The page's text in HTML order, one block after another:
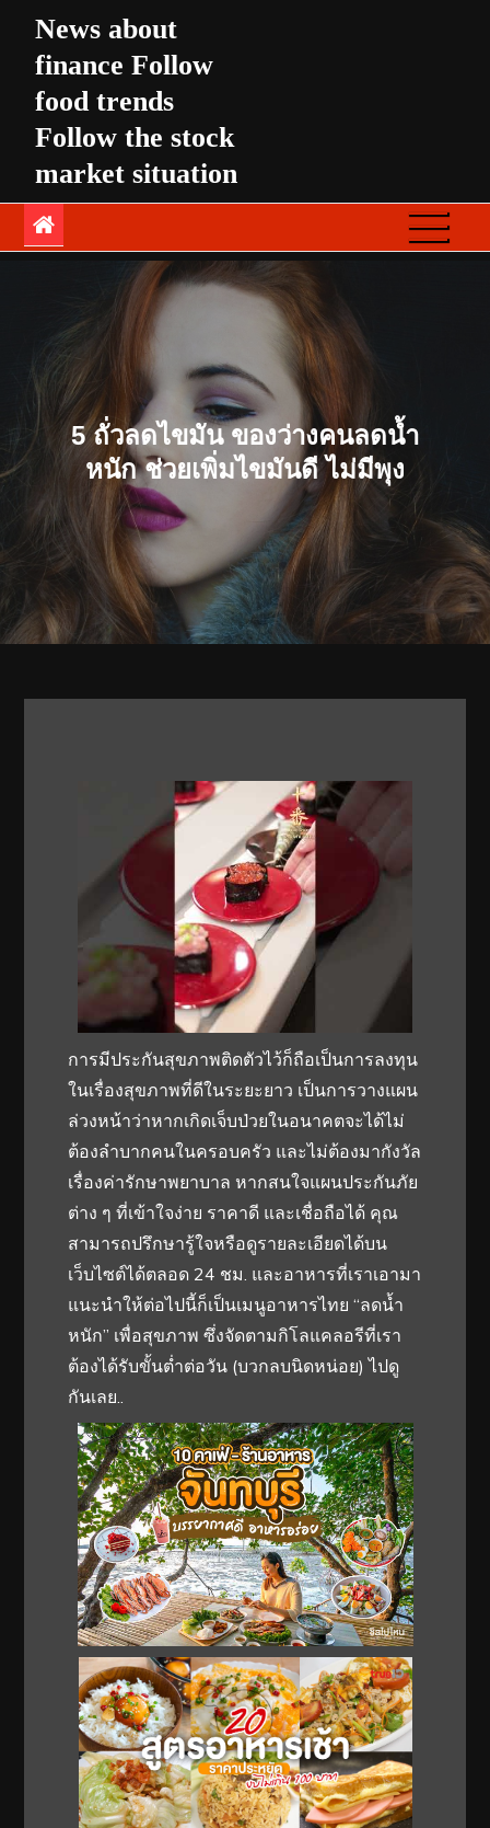
content
News about
finance Follow
food trends
Follow the stock
market situation
5 ถั่วลดไขมัน ของว่างคนลดน้ำ
หนัก ช่วยเพิ่มไขมันดี ไม่มีพุง
การมีประกันสุขภาพติดตัวไว้ก็ถือเป็นการลงทุน
ในเรื่องสุขภาพที่ดีในระยะยาว เป็นการวางแผน
ล่วงหน้าว่าหากเกิดเจ็บป่วยในอนาคตจะได้ไม่
ต้องลำบากคนในครอบครัว และไม่ต้องมากังวัล
เรื่องค่ารักษาพยาบาล หากสนใจแผนประกันภัย
ต่าง ๆ ที่เข้าใจง่าย ราคาดี และเชื่อถือได้ คุณ
สามารถปรึกษารู้ใจหรือดูรายละเอียดได้บน
เว็บไซต์ได้ตลอด 24 ชม. และอาหารที่เราเอามา
แนะนำให้ต่อไปนี้ก็เป็นเมนูอาหารไทย “ลดน้ำ
หนัก” เพื่อสุขภาพ ซึ่งจัดตามกิโลแคลอรีที่เรา
ต้องได้รับขั้นต่ำต่อวัน (บวกลบนิดหน่อย) ไปดู
กันเลย..